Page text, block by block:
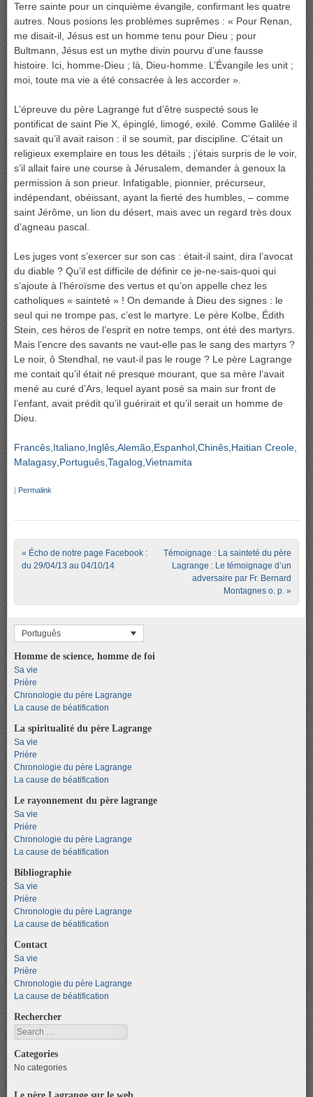
Terre sainte pour un cinquième évangile, confirmant les quatre
autres. Nous posions les problèmes suprêmes : « Pour Renan,
me disait-il, Jésus est un homme tenu pour Dieu ; pour
Bultmann, Jésus est un mythe divin pourvu d’une fausse
histoire. Ici, homme-Dieu ; là, Dieu-homme. L’Évangile les unit ;
moi, toute ma vie a été consacrée à les accorder ».
L’épreuve du père Lagrange fut d’être suspecté sous le
pontificat de saint Pie X, épinglé, limogé, exilé. Comme Galilée il
savait qu’il avait raison : il se soumit, par discipline. C’était un
religieux exemplaire en tous les détails ; j’étais surpris de le voir,
s’il allait faire une course à Jérusalem, demander à genoux la
permission à son prieur. Infatigable, pionnier, précurseur,
indépendant, obéissant, ayant la fierté des humbles, – comme
saint Jérôme, un lion du désert, mais avec un regard très doux
d’agneau pascal.
Les juges vont s’exercer sur son cas : était-il saint, dira l’avocat
du diable ? Qu’il est difficile de définir ce je-ne-sais-quoi qui
s’ajoute à l’héroïsme des vertus et qu’on appelle chez les
catholiques « sainteté » ! On demande à Dieu des signes : le
seul qui ne trompe pas, c’est le martyre. Le père Kolbe, Édith
Stein, ces héros de l’esprit en notre temps, ont été des martyrs.
Mais l’encre des savants ne vaut-elle pas le sang des martyrs ?
Le noir, ô Stendhal, ne vaut-il pas le rouge ? Le père Lagrange
me contait qu’il était né presque mourant, que sa mère l’avait
mené au curé d’Ars, lequel ayant posé sa main sur front de
l’enfant, avait prédit qu’il guérirait et qu’il serait un homme de
Dieu.
Francês Italiano Inglês Alemão Espanhol Chinês Haitian Creole
Malagasy Português Tagalog Vietnamita
| Permalink
Post navigation
« Écho de notre page Facebook :
du 29/04/13 au 04/10/14
Témoignage : La sainteté du père
Lagrange : Le témoignage d’un
adversaire par Fr. Bernard
Montagnes o. p. »
Português
Homme de science, homme de foi
Sa vie
Prière
Chronologie du père Lagrange
La cause de béatification
La spiritualité du père Lagrange
Sa vie
Prière
Chronologie du père Lagrange
La cause de béatification
Le rayonnement du père lagrange
Sa vie
Prière
Chronologie du père Lagrange
La cause de béatification
Bibliographie
Sa vie
Prière
Chronologie du père Lagrange
La cause de béatification
Contact
Sa vie
Prière
Chronologie du père Lagrange
La cause de béatification
Rechercher
Search
Categories
No categories
Le père Lagrange sur le web